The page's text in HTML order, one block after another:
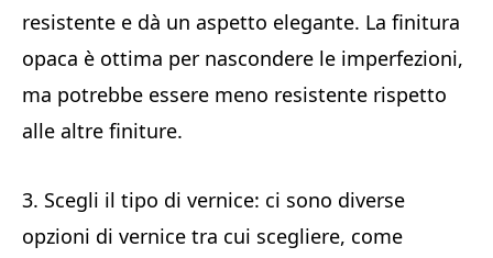
resistente e dà un aspetto elegante. La finitura
opaca è ottima per nascondere le imperfezioni,
ma potrebbe essere meno resistente rispetto
alle altre finiture.
3. Scegli il tipo di vernice: ci sono diverse
opzioni di vernice tra cui scegliere, come